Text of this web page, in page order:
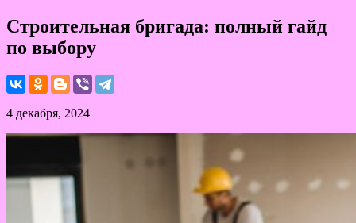
Строительная бригада: полный гайд
по выбору
4 декабря, 2024